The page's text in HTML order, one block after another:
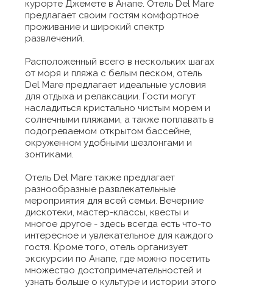
курорте Джемете в Анапе. Отель Del Mare
предлагает своим гостям комфортное
проживание и широкий спектр
развлечений.
Расположенный всего в нескольких шагах
от моря и пляжа с белым песком, отель
Del Mare предлагает идеальные условия
для отдыха и релаксации. Гости могут
насладиться кристально чистым морем и
солнечными пляжами, а также поплавать в
подогреваемом открытом бассейне,
окруженном удобными шезлонгами и
зонтиками.
Отель Del Mare также предлагает
разнообразные развлекательные
мероприятия для всей семьи. Вечерние
дискотеки, мастер-классы, квесты и
многое другое - здесь всегда есть что-то
интересное и увлекательное для каждого
гостя. Кроме того, отель организует
экскурсии по Анапе, где можно посетить
множество достопримечательностей и
узнать больше о культуре и истории этого